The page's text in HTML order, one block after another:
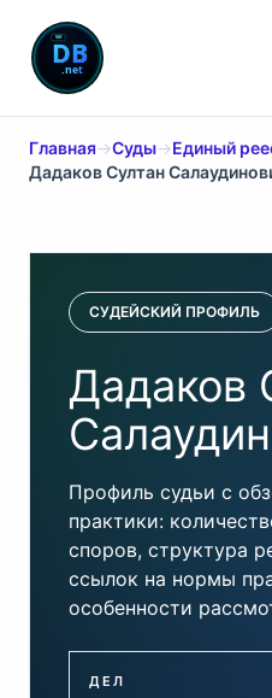
Главная→Суды→Единый
Дадаков Султан
СУДЕЙСКИЙ ПРОФИЛЬ
Дадаков
Профиль судьи с
практики:
споров, структура
ссылок на нормы
особенности
ДЕЛ